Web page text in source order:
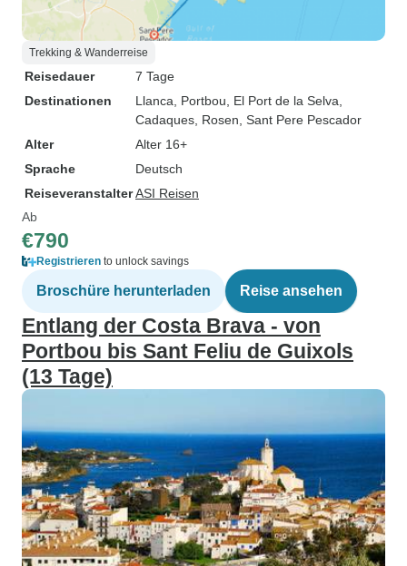
Trekking & Wanderreise
Reisedauer
7 Tage
Destinationen
Llanca , Portbou , El Port de la Selva
Cadaques , Rosen , Sant Pere Pescador
Alter
Alter 16+
Sprache
Deutsch
ReiseveranstalterASI Reisen
Ab
€790
Registrieren to unlock savings
Broschüre herunterladen Reise ansehen
Entlang der Costa Brava - von
Portbou bis Sant Feliu de Guixols
(13 Tage)